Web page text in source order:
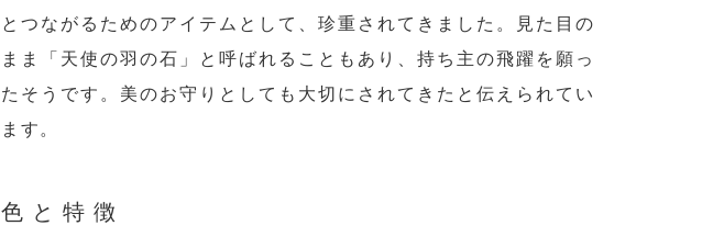
とつながるためのアイテムとして、珍重されてきました。見た目の
まま「天使の羽の石」と呼ばれることもあり、持ち主の飛躍を願っ
たそうです。美のお守りとしても大切にされてきたと伝えられてい
ます。
色と特徴